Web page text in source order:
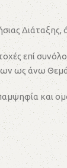
επί
των ως άνω
και